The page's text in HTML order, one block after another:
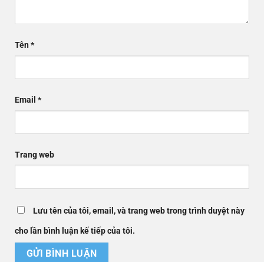
Tên*
Email *
Trang web
Lưu tên của tôi, email, và trang web trong trình duyệt này
cho lần bình luận kế tiếp của tôi.